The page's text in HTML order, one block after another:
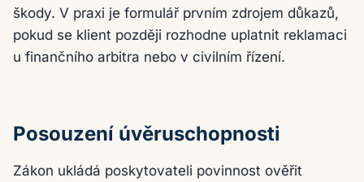
škody. V praxi je formulář prvním zdrojem důkazů,
pokud se klient později rozhodne uplatnit reklamaci
u finančního arbitra nebo v civilním řízení.
Posouzení úvěruschopnosti
Zákon ukládá poskytovateli povinnost ověřit